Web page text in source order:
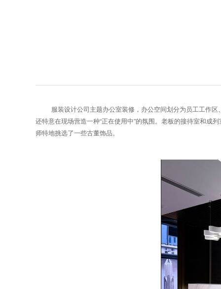
服装设计公司主题办公室装修，办公空间划分为员工工作
还特意在现场营造一种“正在使用中”的氛围。老板的接待室和成
师特地挑选了一些古董饰品。